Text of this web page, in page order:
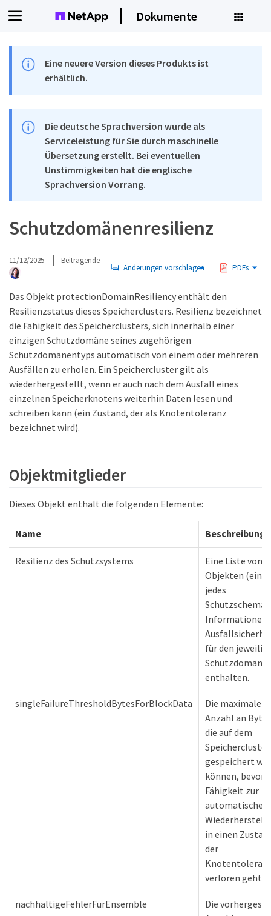
Dokumente
Eine neuere Version dieses Produkts ist
erhältlich.
Die deutsche Sprachversion wurde als
Serviceleistung für Sie durch maschinelle
Übersetzung erstellt. Bei eventuellen
Unstimmigkeiten hat die englische
Sprachversion Vorrang.
Schutzdomänenresilienz
11/12/2025 Beitragende
Änderungen vorschlagen PDFs
Das Objekt protectionDomainResiliency enthält den
Resilienzstatus dieses Speicherclusters. Resilienz bezeichnet
die Fähigkeit des Speicherclusters, sich innerhalb einer
einzigen Schutzdomäne seines zugehörigen
Schutzdomänentyps automatisch von einem oder mehreren
Ausfällen zu erholen. Ein Speichercluster gilt als
wiederhergestellt, wenn er auch nach dem Ausfall eines
einzelnen Speicherknotens weiterhin Daten lesen und
schreiben kann (ein Zustand, der als Knotentoleranz
bezeichnet wird).
Objektmitglieder
Dieses Objekt enthält die folgenden Elemente:
Name Beschreibung
Resilienz des Schutzsystems
Eine Liste von
Objekten
jedes
Informationen
für den
enthalten.
singleFailureThresholdBytesForBlockData
Die maximale
Anzahl an
die auf dem
Speichercluster
gespeichert
können, bevor
Fähigkeit zur
automatischen
in einen
der
verloren geht.
nachhaltigeFehlerFürEnsemble
Die